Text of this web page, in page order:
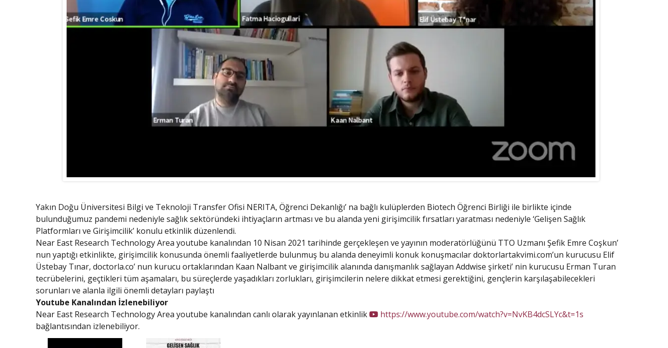
Yakın Doğu Üniversitesi Bilgi ve Teknoloji Transfer Ofisi NERITA, Öğrenci Dekanlığı’ na bağlı kulüplerden Biotech Öğrenci Birliği ile birlikte içinde
bulunduğumuz pandemi nedeniyle sağlık sektöründeki ihtiyaçların artması ve bu alanda yeni girişimcilik fırsatları yaratması nedeniyle ‘Gelişen Sağlık
Platformları ve Girişimcilik’ konulu etkinlik düzenlendi.
Near East Research Technology Area youtube kanalından 10 Nisan 2021 tarihinde gerçekleşen ve yayının moderatörlüğünü TTO Uzmanı Şefik Emre Coşkun’
nun yaptığı etkinlikte, girişimcilik konusunda önemli faaliyetlerde bulunmuş bu alanda deneyimli konuk konuşmacılar doktorlartakvimi.com’un kurucusu Elif
Üstebay Tınar, doctorla.co’ nun kurucu ortaklarından Kaan Nalbant ve girişimcilik alanında danışmanlık sağlayan Addwise şirketi’ nin kurucusu Erman Turan
tecrübelerini, geçtikleri tüm aşamaları, bu süreçlerde yaşadıkları zorlukları, girişimcilerin nelere dikkat etmesi gerektiğini, gençlerin karşılaşabilecekleri
sorunları ve alanla ilgili önemli detayları paylaştı
Youtube Kanalından İzlenebiliyor
Near East Research Technology Area youtube kanalından canlı olarak yayınlanan etkinlik
https://www.youtube.com/watch?v=NvKB4dcSLYc&t=1s
bağlantısından izlenebiliyor.